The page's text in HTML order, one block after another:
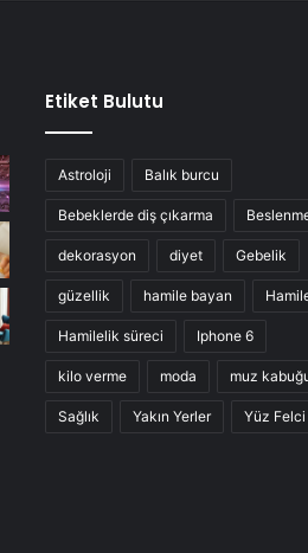
Etiket Bulutu
Astroloji Balık burcu
Bebeklerde diş çıkarma
dekorasyon diyet Gebelik
güzellik hamile bayan
Hamilelik süreci Iphone 6
kilo verme moda muz
Sağlık Yakın Yerler Yüz Felci